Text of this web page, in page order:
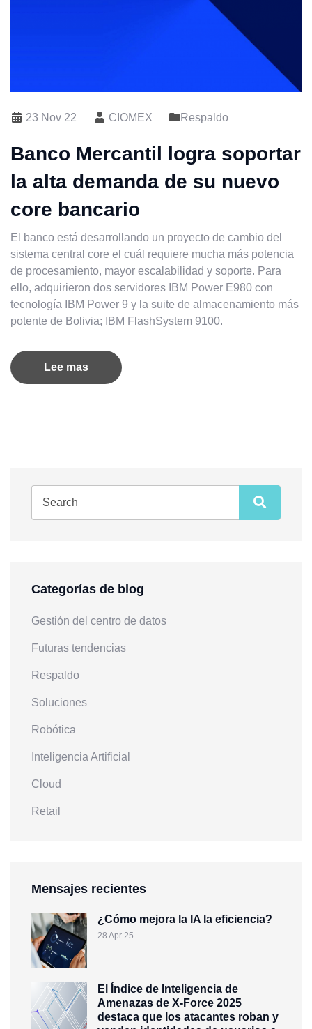
23 Nov 22 CIOMEX Respaldo
Banco Mercantil logra soportar
la alta demanda de su nuevo
core bancario
El banco está desarrollando un proyecto de cambio del
sistema central core el cuál requiere mucha más potencia
de procesamiento, mayor escalabilidad y soporte. Para
ello, adquirieron dos servidores IBM Power E980 con
tecnología IBM Power 9 y la suite de almacenamiento más
potente de Bolivia; IBM FlashSystem 9100.
Lee mas
Categorías de blog
Gestión del centro de datos
Futuras tendencias
Respaldo
Soluciones
Robótica
Inteligencia Artificial
Cloud
Retail
Mensajes recientes
¿Cómo mejora la IA la eficiencia?
28 Apr 25
El Índice de Inteligencia de
Amenazas de X-Force 2025
destaca que los atacantes roban y